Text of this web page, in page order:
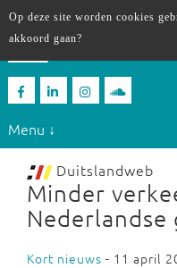
Menu ↓
Duitslandweb
Minder
Nederlandse
Kort nieuws - 11 april
Op deze site worden cookies
akkoord gaan?